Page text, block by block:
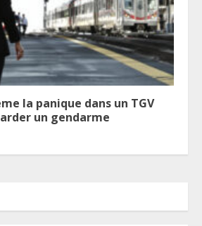
la panique dans un TGV
un gendarme